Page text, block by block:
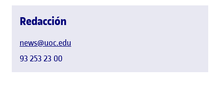
Redacción
news@uoc.edu
93 253 23 00